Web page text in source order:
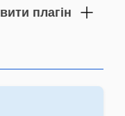
плагін